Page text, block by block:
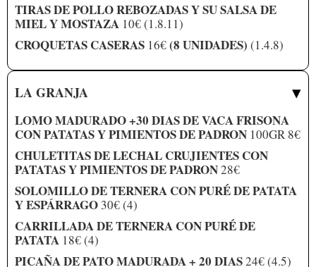
TIRAS DE POLLO REBOZADAS Y SU SALSA DE
MIEL Y MOSTAZA 10€ (1.8.11)
CROQUETAS CASERAS 16€(8 UNIDADES) (1.4.8)
LA GRANJA ▾
LOMO MADURADO +30 DIAS DE VACA FRISONA
CON PATATAS Y PIMIENTOS DE PADRON 100GR 8€
CHULETITAS DE LECHAL CRUJIENTES CON
PATATAS Y PIMIENTOS DE PADRON28€
SOLOMILLO DE TERNERA CON PURÉ DE PATATA
Y ESPÁRRAGO 30€ (4)
CARRILLADA DE TERNERA CON PURÉ DE
PATATA 18€ (4)
PICAÑA DE PATO MADURADA + 20 DIAS24€ (4.5)